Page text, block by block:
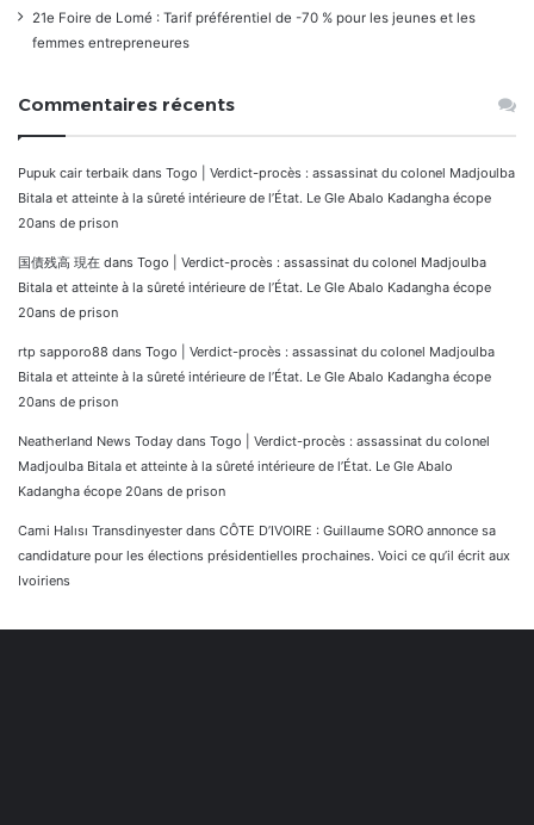
21e Foire de Lomé : Tarif préférentiel de -70 % pour les jeunes et les
femmes entrepreneures
Commentaires récents
Pupuk cair terbaik dans Togo | Verdict-procès : assassinat du colonel Madjoulba
Bitala et atteinte à la sûreté intérieure de l’État. Le Gle Abalo Kadangha écope
20ans de prison
国債残高 現在 dans Togo | Verdict-procès : assassinat du colonel Madjoulba
Bitala et atteinte à la sûreté intérieure de l’État. Le Gle Abalo Kadangha écope
20ans de prison
rtp sapporo88 dans Togo | Verdict-procès : assassinat du colonel Madjoulba
Bitala et atteinte à la sûreté intérieure de l’État. Le Gle Abalo Kadangha écope
20ans de prison
Neatherland News Today dans Togo | Verdict-procès : assassinat du colonel
Madjoulba Bitala et atteinte à la sûreté intérieure de l’État. Le Gle Abalo
Kadangha écope 20ans de prison
Cami Halısı Transdinyester dans CÔTE D’IVOIRE : Guillaume SORO annonce sa
candidature pour les élections présidentielles prochaines. Voici ce qu’il écrit aux
Ivoiriens